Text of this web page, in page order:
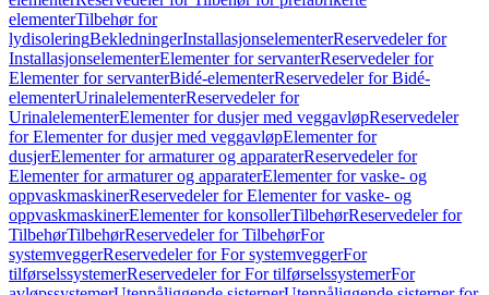
elementerTilbehør for
lydisoleringBekledningerInstallasjonselementerReservedeler for
InstallasjonselementerElementer for servanterReservedeler for
Elementer for servanterBidé-elementerReservedeler for Bidé-
elementerUrinalelementerReservedeler for
UrinalelementerElementer for dusjer med veggavløpReservedeler
for Elementer for dusjer med veggavløpElementer for
dusjerElementer for armaturer og apparaterReservedeler for
Elementer for armaturer og apparaterElementer for vaske- og
oppvaskmaskinerReservedeler for Elementer for vaske- og
oppvaskmaskinerElementer for konsollerTilbehørReservedeler for
TilbehørTilbehørReservedeler for TilbehørFor
systemveggerReservedeler for For systemveggerFor
tilførselssystemerReservedeler for For tilførselssystemerFor